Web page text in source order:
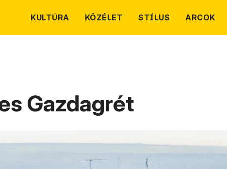
KULTÚRA KÖZÉLET STÍLUS ARCOK
Gazdagrét